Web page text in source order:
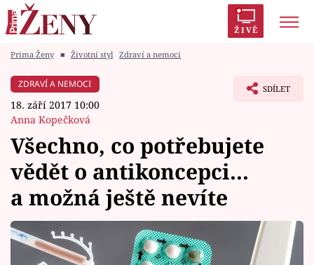
ŽIVĚ
Módní alarm
Zrádci
Témata
Celebrity
Vztahy
Prima Ženy ■ Životní styl Zdraví a nemoci
ZDRAVÍ A NEMOCI
18. září 2017 10:00
Anna Kopečková
SDÍLET
Všechno, co potřebujete
vědět o antikoncepci...
a možná ještě nevíte